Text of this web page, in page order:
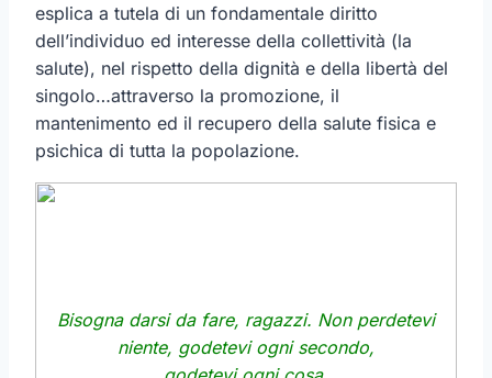
esplica a tutela di un fondamentale diritto
dell’individuo ed interesse della collettività (la
salute), nel rispetto della dignità e della libertà del
singolo…attraverso la promozione, il
mantenimento ed il recupero della salute fisica e
psichica di tutta la popolazione.
Bisogna darsi da fare, ragazzi. Non perdetevi
niente, godetevi ogni secondo,